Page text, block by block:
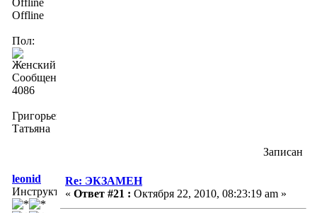
Offline
Пол:
Сообщений:
4086
Григорьева
Татьяна
Записан
leonid
Инструктор
Re: ЭКЗАМЕН
« Ответ #21 : Октября 22, 2010, 08:23:19 am »